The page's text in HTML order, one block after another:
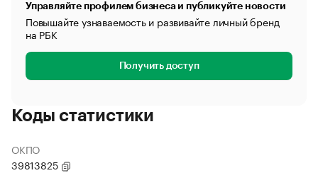
Управляйте профилем бизнеса и публикуйте новости
Повышайте узнаваемость и развивайте личный бренд
на РБК
Получить доступ
Коды статистики
ОКПО
39813825